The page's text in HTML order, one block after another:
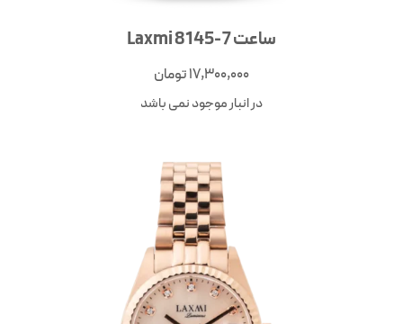
ساعت Laxmi 8145-7
17,300,000تومان
در انبار موجود نمی باشد